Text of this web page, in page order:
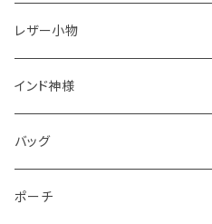
ワンピース
パンツ
インド伝統衣装
レザージャケット
ネックレス
カチューシャ
ラグマット
マルチカバー
クッション
スツール
置物
食器
カレンダー
レザー小物
財布
アニマルコインケース
コインケース
インド神様
バッグ
ポーチ